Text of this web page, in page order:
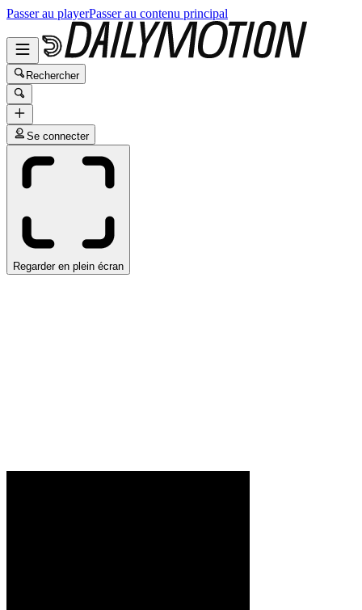
Passer au playerPasser au contenu principal
Rechercher
Se connecter
Regarder en plein écran